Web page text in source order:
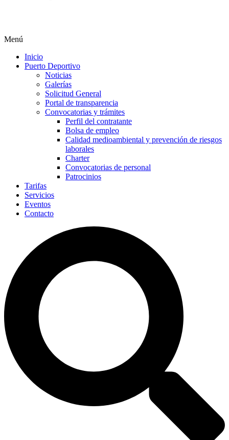
Menú
Inicio
Puerto Deportivo
Noticias
Galerías
Solicitud General
Portal de transparencia
Convocatorias y trámites
Perfil del contratante
Bolsa de empleo
Calidad medioambiental y prevención de riesgos
laborales
Charter
Convocatorias de personal
Patrocinios
Tarifas
Servicios
Eventos
Contacto